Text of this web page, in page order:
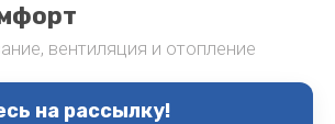
вентиляция и отопление
на рассылку!